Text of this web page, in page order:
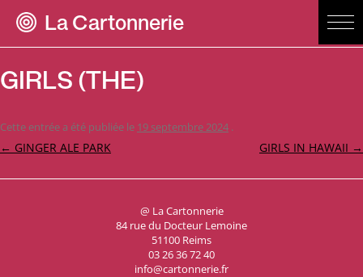
La Cartonnerie
GIRLS (THE)
Cette entrée a été publiée le 19 septembre 2024 .
Navigation
← GINGER ALE PARK GIRLS IN HAWAII →
@ La Cartonnerie
84 rue du Docteur Lemoine
51100 Reims
03 26 36 72 40
info@cartonnerie.fr